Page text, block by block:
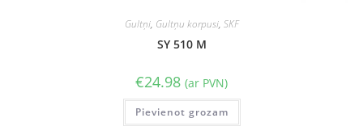
Gultņi, Gultņu korpusi, SKF
SY 510 M
€24.98 (ar PVN)
Pievienot grozam